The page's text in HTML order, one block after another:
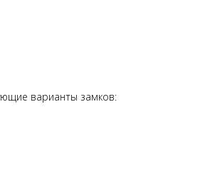
варианты замков: